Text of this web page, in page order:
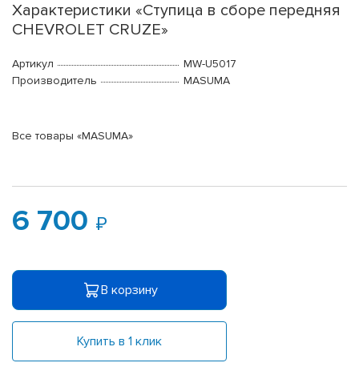
Характеристики «Ступица в сборе передняя
CHEVROLET CRUZE»
Артикул
MW-U5017
Производитель
MASUMA
Все товары «MASUMA»
6 700
В корзину
Купить в 1 клик